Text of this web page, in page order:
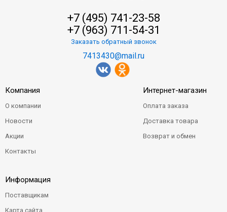
+7 (495) 741-23-58
+7 (963) 711-54-31
Заказать обратный звонок
7413430@mail.ru
Компания
О компании
Новости
Акции
Контакты
Интернет-магазин
Оплата заказа
Доставка товара
Возврат и обмен
Информация
Поставщикам
Карта сайта